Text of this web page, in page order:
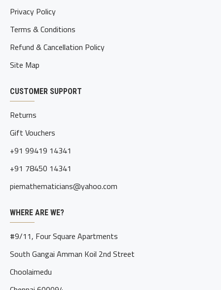
Privacy Policy
Terms & Conditions
Refund & Cancellation Policy
Site Map
CUSTOMER SUPPORT
Returns
Gift Vouchers
+91 99419 14341
+91 78450 14341
piemathematicians@yahoo.com
WHERE ARE WE?
#9/11, Four Square Apartments
South Gangai Amman Koil 2nd Street
Choolaimedu